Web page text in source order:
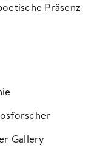
Präsenz
Gallery